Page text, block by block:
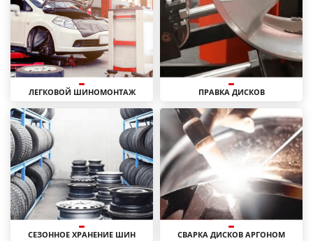
ЛЕГКОВОЙ ШИНОМОНТАЖ ПРАВКА ДИСКОВ
СЕЗОННОЕ ХРАНЕНИЕ ШИН СВАРКА ДИСКОВ АРГОНОМ